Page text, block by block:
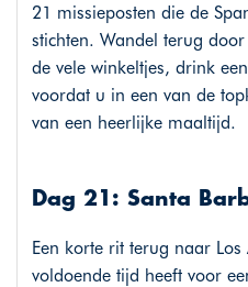
21 missieposten die de
stichten. Wandel terug
de vele winkeltjes, drink
voordat u in een van de
van een heerlijke maaltijd.
Dag 21: Santa
Een korte rit terug naar
voldoende tijd heeft voor